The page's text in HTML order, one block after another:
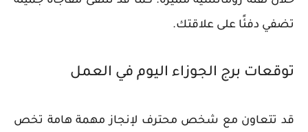
تضفي دفئًا على علاقتك.
توقعات برج الجوزاء اليوم في العمل
قد تتعاون مع شخص محترف لإنجاز مهمة هامة تخص